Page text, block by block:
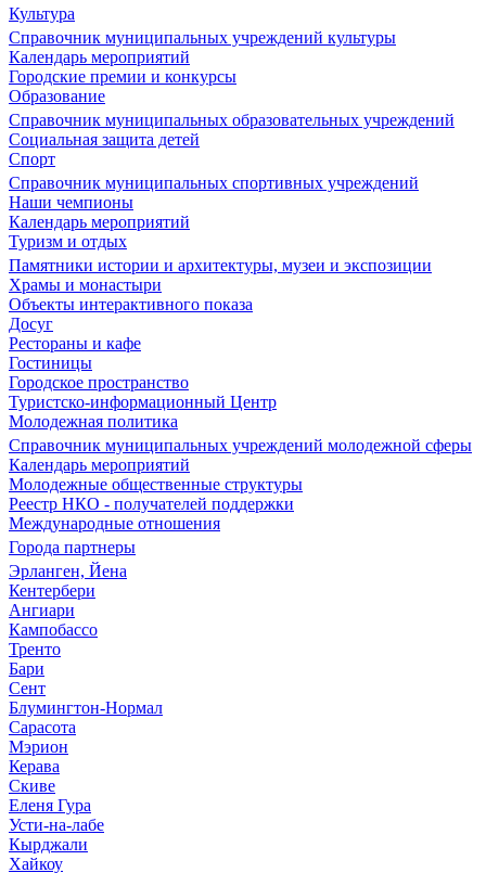
Культура
Справочник муниципальных учреждений культуры
Календарь мероприятий
Городские премии и конкурсы
Образование
Справочник муниципальных образовательных учреждений
Социальная защита детей
Спорт
Справочник муниципальных спортивных учреждений
Наши чемпионы
Календарь мероприятий
Туризм и отдых
Памятники истории и архитектуры, музеи и экспозиции
Храмы и монастыри
Объекты интерактивного показа
Досуг
Рестораны и кафе
Гостиницы
Городское пространство
Туристско-информационный Центр
Молодежная политика
Справочник муниципальных учреждений молодежной сферы
Календарь мероприятий
Молодежные общественные структуры
Реестр НКО - получателей поддержки
Международные отношения
Города партнеры
Эрланген, Йена
Кентербери
Ангиари
Кампобассо
Тренто
Бари
Сент
Блумингтон-Нормал
Сарасота
Мэрион
Керава
Скиве
Еленя Гура
Усти-на-лабе
Кырджали
Хайкоу